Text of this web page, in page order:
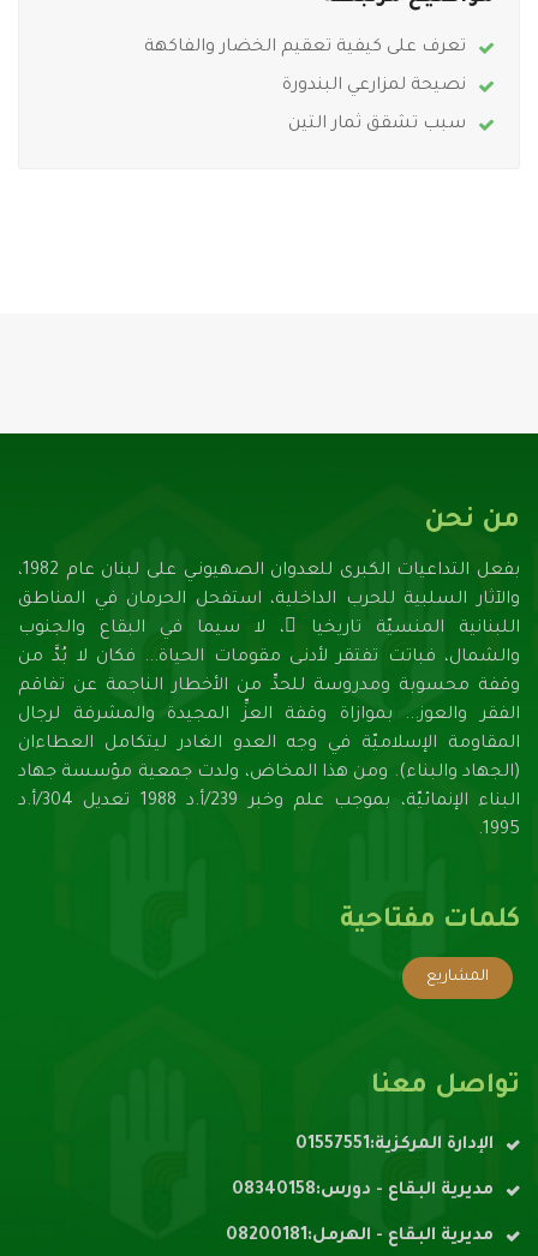
تعرف على كيفية تعقيم الخضار والفاكهة
نصيحة لمزارعي البندورة
سبب تشقق ثمار التين
من نحن
بفعل التداعيات الكبرى للعدوان الصهيونـي على لبنان عام 1982،
والآثار السلبية للحرب الداخلية، استفحل الحرمان في المناطق
اللبنانية المنسيّة تاريخيا ً، لا سيما في البقاع والجنوب
والشمال، فباتت تفتقر لأدنـى مقومات الحياة... فكان لا بُدَّ من
وقفة محسوبة ومدروسة للحدِّ من الأخطار الناجمة عن تفاقم
الفقر والعوز... بموازاة وقفة العزِّ المجيدة والمشرفة لرجال
المقاومة الإسلاميّة في وجه العدو الغادر ليتكامل العطاءان
(الجهاد والبناء). ومن هذا المخاض، ولدت جمعية مؤسسة جهاد
البناء الإنمائيّة، بموجب علم وخبر 239/أ.د 1988 تعديل 304/أ.د
1995.
كلمات مفتاحية
المشاريع
تواصل معنا
الإدارة المركزية:01557551
مديرية البقاع - دورس:08340158
مديرية البقاع - الهرمل:08200181